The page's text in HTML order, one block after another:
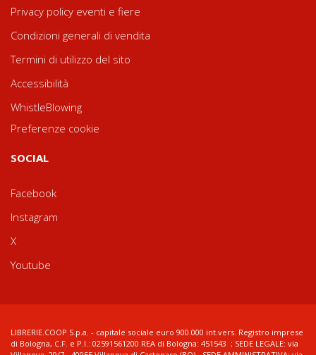
Privacy policy eventi e fiere
Condizioni generali di vendita
Termini di utilizzo del sito
Accessibilità
WhistleBlowing
Preferenze cookie
SOCIAL
Facebook
Instagram
X
Youtube
LIBRERIE.COOP S.p.a. - capitale sociale euro 900.000 int.vers. Registro imprese
di Bologna, C.F. e P.I.: 02591561200 REA di Bologna: 451543 ; SEDE LEGALE: via